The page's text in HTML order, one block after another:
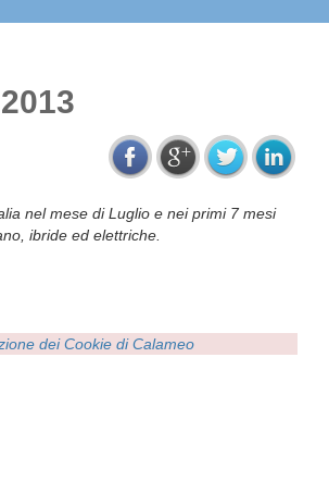
nel mese di Luglio e nei primi 7 mesi
ibride ed elettriche.
dei Cookie di Calameo